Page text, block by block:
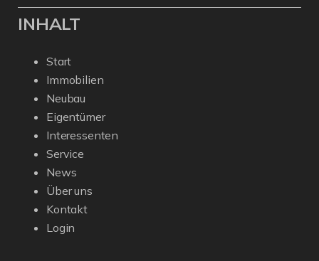
INHALT
Start
Immobilien
Neubau
Eigentümer
Interessenten
Service
News
Über uns
Kontakt
Login